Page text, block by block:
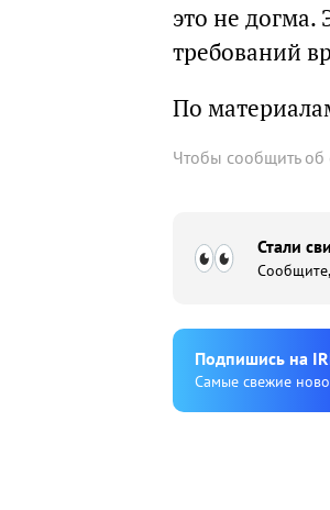
это не догма.
требований
По
Чтобы сообщить об
Стали
Подпишиcь на
Cамые свежие